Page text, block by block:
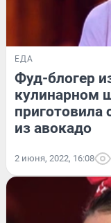
ЕДА
Фуд-блогер
кулинарном
приготовила
из авокадо
2 июня, 2022, 16:08